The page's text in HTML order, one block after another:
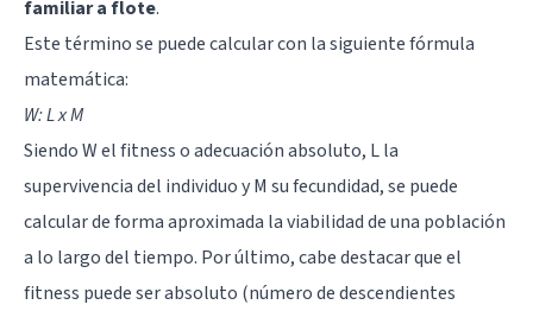
familiar a flote.
Este término se puede calcular con la siguiente fórmula
matemática:
W: L x M
Siendo W el fitness o adecuación absoluto, L la
supervivencia del individuo y M su fecundidad, se puede
calcular de forma aproximada la viabilidad de una población
a lo largo del tiempo. Por último, cabe destacar que el
fitness puede ser absoluto (número de descendientes